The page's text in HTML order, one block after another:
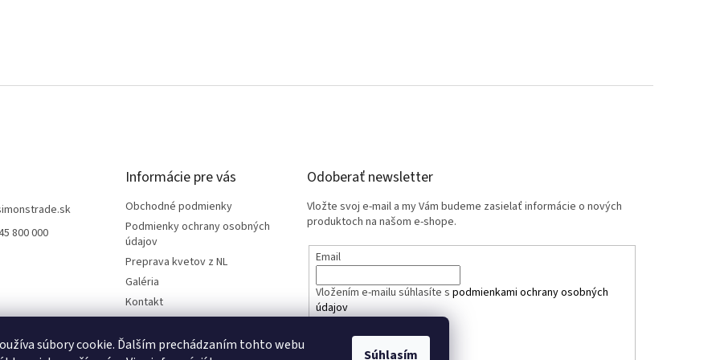
súbory cookie. Ďalším prechádzaním tohto webu
Súhlasím
800 000
Informácie pre vás
Obchodné podmienky
Podmienky ochrany osobných
údajov
Preprava kvetov z NL
Galéria
Kontakt
Odoberať newsletter
Vložte svoj e-mail a my Vám budeme zasielať informácie o nových
produktoch na našom e-shope.
Email
Vložením e-mailu súhlasíte spodmienkami ochrany osobných
údajov